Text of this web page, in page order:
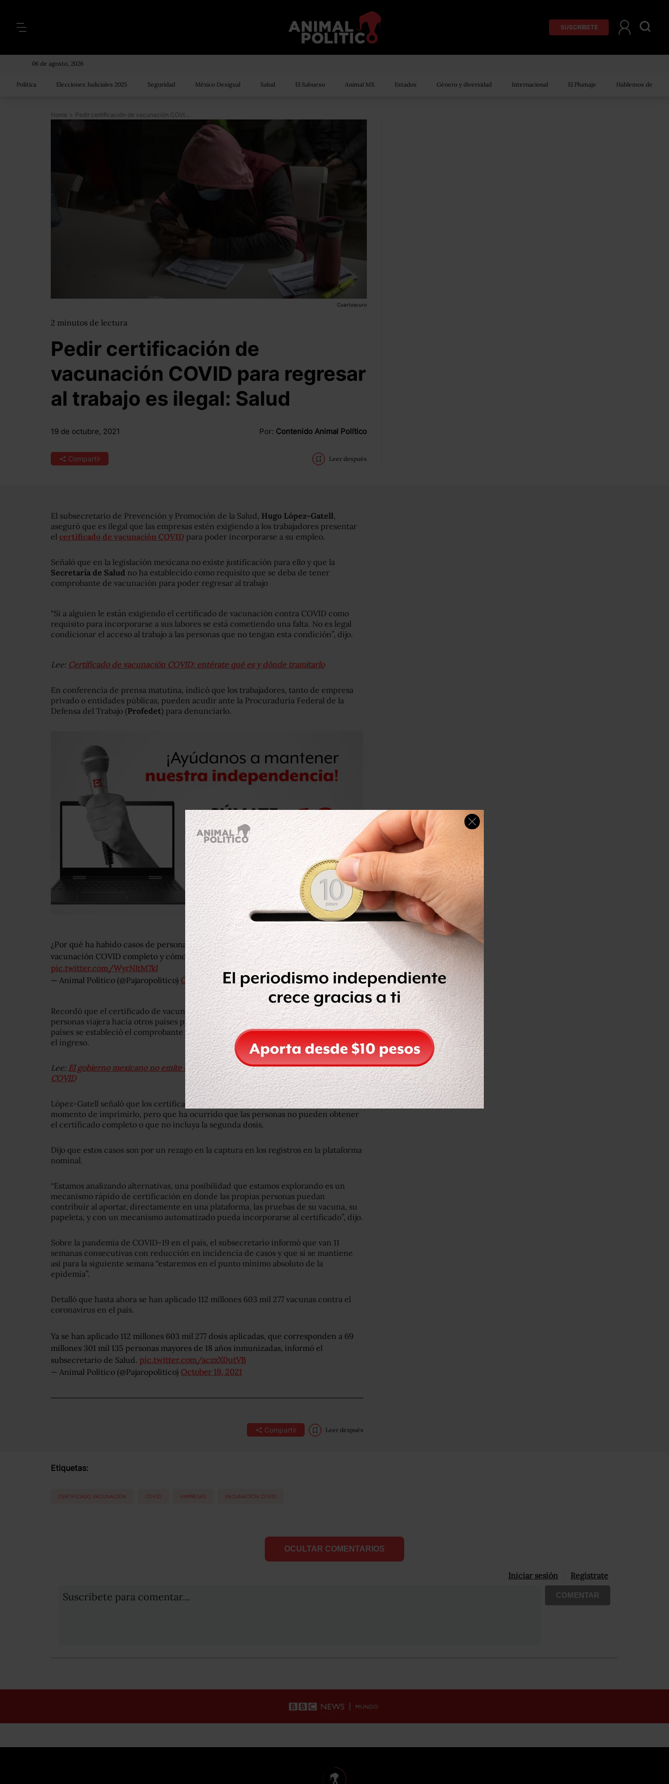
SUSCRÍBETE
06 de agosto, 2026
Política Elecciones Judiciales 2025 Seguridad México Desigual Salud El Sabueso Animal MX Estados Género y diversidad Internacional El Plumaje Hablemos de
Home > Pedir certificación de vacunación COVID para regresar al trabajo es ilegal: Salud
Cuartoscuro
2 minutos de lectura
Pedir certificación de
vacunación COVID para regresar
al trabajo es ilegal: Salud
19 de octubre, 2021 Por: Contenido Animal Político
Compartir Leer después
El subsecretario de Prevención y Promoción de la Salud, Hugo López-Gatell,
aseguró que es ilegal que las empresas estén exigiendo a los trabajadores presentar
el certificado de vacunación COVID para poder incorporarse a su empleo.
Señaló que en la legislación mexicana no existe justificación para ello y que la
Secretaría de Salud no ha establecido como requisito que se deba de tener
comprobante de vacunación para poder regresar al trabajo
“Si a alguien le están exigiendo el certificado de vacunación contra COVID como
requisito para incorporarse a sus labores se está cometiendo una falta. No es legal
condicionar el acceso al trabajo a las personas que no tengan esta condición”, dijo.
Lee: Certificado de vacunación COVID: entérate qué es y dónde tramitarlo
En conferencia de prensa matutina, indicó que los trabajadores, tanto de empresa
privado o entidades públicas, pueden acudir ante la Procuraduría Federal de la
Defensa del Trabajo (Profedet) para denunciarlo.
¿Por qué ha habido casos de personas que no pueden obtener su certficado de
vacunación COVID completo y cómo se va a solucionar? Esto dijo @HLGatell . 🧾👇
pic.twitter.com/WyrNItM7kl
— Animal Político (@Pajaropolitico) October 19, 2021
Recordó que el certificado de vacunación se implementó para facilitar el tránsito de
personas viajera hacia otros países porque, dijo, “desafortunadamente” en muchos
países se estableció el comprobante de vacunación como mecanismo para permitir
el ingreso.
Lee: El gobierno mexicano no emite este tipo de certificados de vacunación contra
COVID
López-Gatell señaló que los certificados de vacunación no tienen errores al
momento de imprimirlo, pero que ha ocurrido que las personas no pueden obtener
el certificado completo o que no incluya la segunda dosis.
Dijo que estos casos son por un rezago en la captura en los registros en la plataforma
nominal.
“Estamos analizando alternativas, una posibilidad que estamos explorando es un
mecanismo rápido de certificación en donde las propias personas puedan
contribuir al aportar, directamente en una plataforma, las pruebas de su vacuna, su
papeleta, y con un mecanismo automatizado pueda incorporarse al certificado”, dijo.
Sobre la pandemia de COVID-19 en el país, el subsecretario informó que van 11
semanas consecutivas con reducción en incidencia de casos y que si se mantiene
así para la siguiente semana “estaremos en el punto mínimo absoluto de la
epidemia”.
Detalló que hasta ahora se han aplicado 112 millones 603 mil 277 vacunas contra el
coronavirus en el país.
Ya se han aplicado 112 millones 603 mil 277 dosis aplicadas, que corresponden a 69
millones 301 mil 135 personas mayores de 18 años inmunizadas, informó el
subsecretario de Salud. pic.twitter.com/aczxX0utVB
— Animal Político (@Pajaropolitico) October 19, 2021
Compartir Leer después
Etiquetas:
CERTIFICADO VACUNACIÓN COVID EMPRESAS VACUNACIÓN COVID
OCULTAR COMENTARIOS
Iniciar sesión Registrate
Suscribete para comentar... COMENTAR